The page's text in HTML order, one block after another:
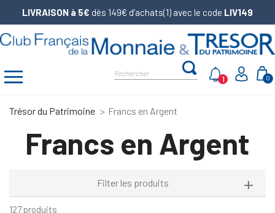
LIVRAISON à 5€ dès 149€ d’achats(1) avec le code LIV149
0
1
Trésor du Patrimoine Francs en Argent
Francs en Argent
Filter les produits
127 produits